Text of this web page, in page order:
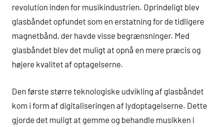
revolution inden for musikindustrien. Oprindeligt blev
glasbåndet opfundet som en erstatning for de tidligere
magnetbånd, der havde visse begrænsninger. Med
glasbåndet blev det muligt at opnå en mere præcis og
højere kvalitet af optagelserne.
Den første større teknologiske udvikling af glasbåndet
kom i form af digitaliseringen af lydoptagelserne. Dette
gjorde det muligt at gemme og behandle musikken i